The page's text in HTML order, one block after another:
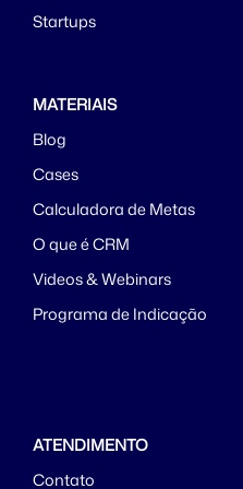
Startups
MATERIAIS
Blog
Cases
Calculadora de Metas
O que é CRM
Videos & Webinars
Programa de Indicação
ATENDIMENTO
Contato